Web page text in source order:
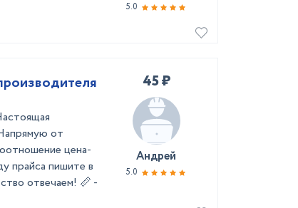
5.0
от
цена-
прайса пишите в
отвечаем! 📏 -
45 ₽
Андрей
5.0